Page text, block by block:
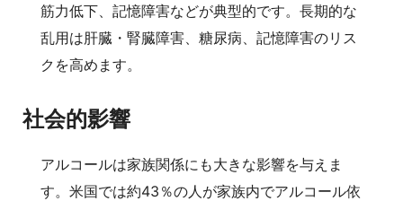
筋力低下、記憶障害などが典型的です。長期的な
乱用は肝臓・腎臓障害、糖尿病、記憶障害のリス
クを高めます。
社会的影響
アルコールは家族関係にも大きな影響を与えま
す。米国では約43％の人が家族内でアルコール依